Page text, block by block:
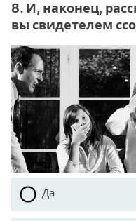
8. И, наконец,
вы свидетелем
Да